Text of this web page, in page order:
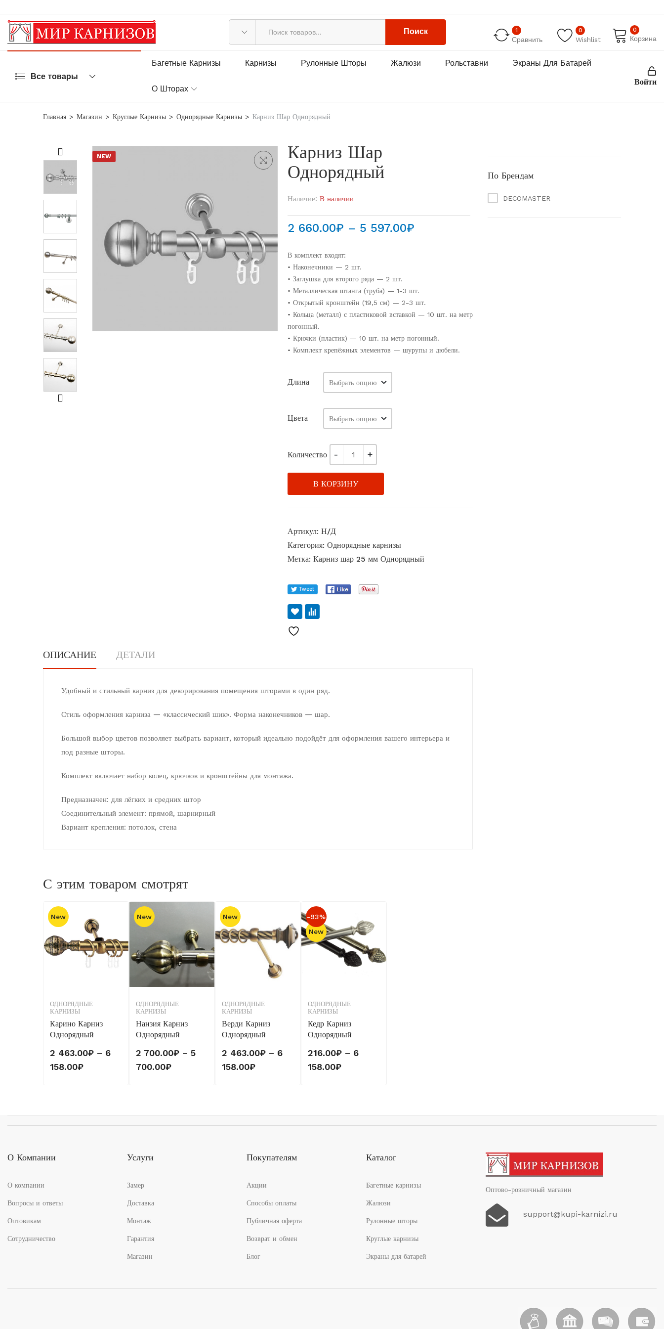
Поиск 1
Сравнить
0
Wishlist
0
Корзина
Все товары
Багетные Карнизы Карнизы Рулонные Шторы Жалюзи Рольставни Экраны Для Батарей
О Шторах
Войти
Главная Магазин Круглые Карнизы Однорядные Карнизы Карниз Шар Однорядный
Карниз Шар
Однорядный
Наличие: В наличии
2 660.00₽ – 5 597.00₽
5
597.00₽
В комплект входят:
• Наконечники — 2 шт.
• Заглушка для второго ряда — 2 шт.
• Металлическая штанга (труба) — 1-3 шт.
• Открытый кронштейн (19,5 см) — 2-3 шт.
• Кольца (металл) с пластиковой вставкой — 10 шт. на метр
погонный.
• Крючки (пластик) — 10 шт. на метр погонный.
• Комплект крепёжных элементов — шурупы и дюбели.
Длина
Цвета
Количество
В КОРЗИНУ
Артикул: Н/Д
Категория: Однорядные карнизы
Метка: Карниз шар 25 мм Однорядный
NEW
ОПИСАНИЕ ДЕТАЛИ
Удобный и стильный карниз для декорирования помещения шторами в один ряд.
Стиль оформления карниза — «классический шик». Форма наконечников — шар.
Большой выбор цветов позволяет выбрать вариант, который идеально подойдёт для оформления вашего интерьера и
под разные шторы.
Комплект включает набор колец, крючков и кронштейны для монтажа.
Предназначен: для лёгких и средних штор
Соединительный элемент: прямой, шарнирный
Вариант крепления: потолок, стена
С этим товаром смотрят
New
ОДНОРЯДНЫЕ
КАРНИЗЫ
Карино Карниз
Однорядный
2 463.00₽ – 6
158.00₽Диапазон
New
ОДНОРЯДНЫЕ
КАРНИЗЫ
Нанзия Карниз
Однорядный
2 700.00₽ – 5
700.00₽Диапазон
New
ОДНОРЯДНЫЕ
КАРНИЗЫ
Верди Карниз
Однорядный
2 463.00₽ – 6
158.00₽Диапазон
-93%
New
ОДНОРЯДНЫЕ
КАРНИЗЫ
Кедр Карниз
Однорядный
216.00₽ – 6
158.00₽Диапазон
По Брендам
DECOMASTER
О Компании
О компании
Вопросы и ответы
Оптовикам
Сотрудничество
Услуги
Замер
Доставка
Монтаж
Гарантия
Магазин
Покупателям
Акции
Способы оплаты
Публичная оферта
Возврат и обмен
Блог
Каталог
Багетные карнизы
Жалюзи
Рулонные шторы
Круглые карнизы
Экраны для батарей
Оптово-розничный магазин
support@kupi-karnizi.ru